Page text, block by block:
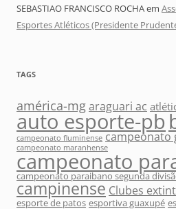
SEBASTIAO FRANCISCO ROCHAem
Esportes Atléticos (Presidente
TAGS
américa-mgaraguari ac
auto esporte-pb
campeonato fluminense campeonato
campeonato maranhense
campeonato
campeonato paraibano segunda
campinense Clubes
esporte de patos esportiva guaxupé